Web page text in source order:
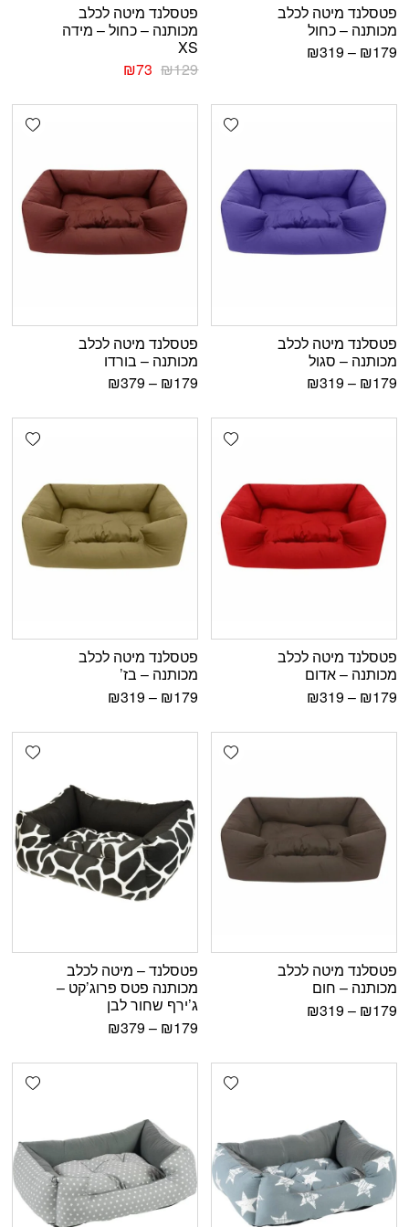
פטסלנד מיטה לכלב
מכותנה – כחול
₪179
–
₪319
פטסלנד מיטה לכלב
מכותנה – כחול – מידה
XS
₪129
₪73
Add wishlist
פטסלנד מיטה לכלב
מכותנה – סגול
₪179
–
₪319
פטסלנד מיטה לכלב
מכותנה – בורדו
₪179
–
₪379
Add wishlist
פטסלנד מיטה לכלב
מכותנה – אדום
₪179
–
₪319
פטסלנד מיטה לכלב
מכותנה – בז’
₪179
–
₪319
Add wishlist
פטסלנד מיטה לכלב
מכותנה – חום
₪179
–
₪319
פטסלנד – מיטה לכלב
מכותנה פטס פרוג’קט –
ג’ירף שחור לבן
₪179
–
₪379
Add wishlist